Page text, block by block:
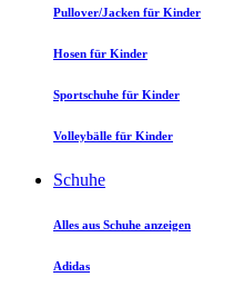
Pullover/Jacken für Kinder
Hosen für Kinder
Sportschuhe für Kinder
Volleybälle für Kinder
Schuhe
Alles aus Schuhe anzeigen
Adidas